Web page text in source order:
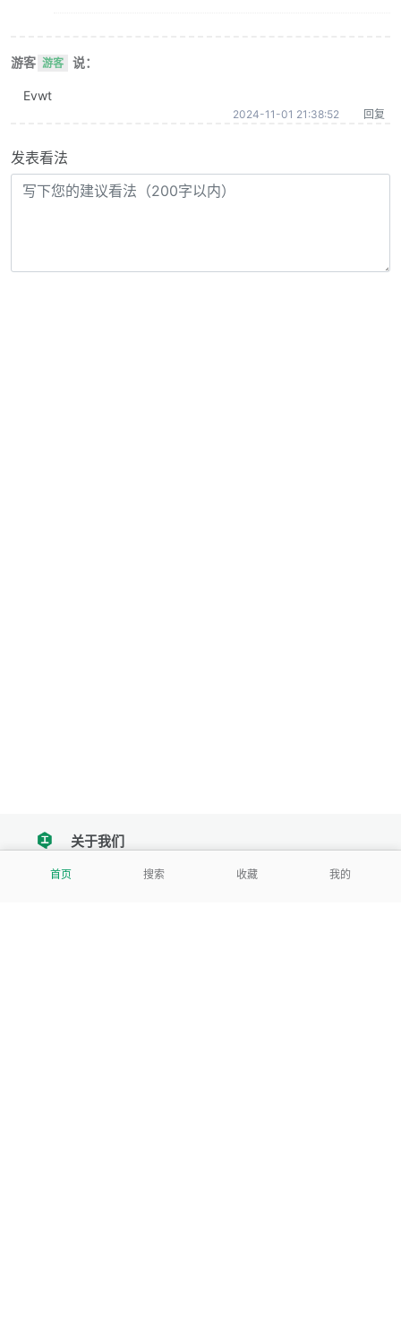
游客 游客 说：
Evwt
2024-11-01 21:38:52 回复
发表看法
首页 搜索 收藏 我的
tencent关于我们
我们努力把每一个工具做成批量处理的产品